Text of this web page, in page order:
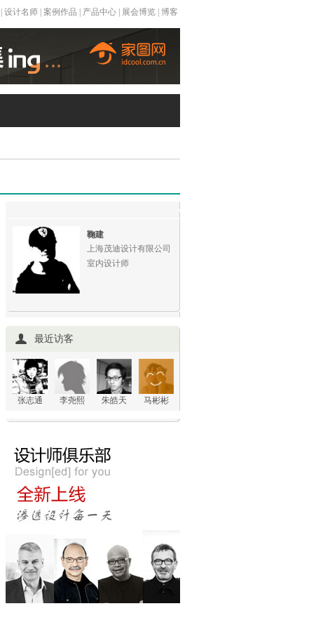
设计名师| 案例作品 产品中心| 展会博览| 博客
鞠建
上海茂迪设计有限公司
室内设计师
最近访客
张志通 李尧熙 朱皓天 马彬彬